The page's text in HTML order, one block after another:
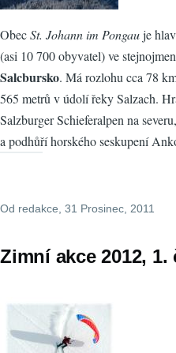
ObecSt. Johann im Pongauje
(asi 10 700 obyvatel) ve
Salcbursko. Má rozlohu cca 78
565 metrů v údolí řeky Salzach.
Salzburger Schieferalpen na
a podhůří horského seskupení
Od redakce , 31 Prosinec, 2011
Zimní akce 2012, 1.